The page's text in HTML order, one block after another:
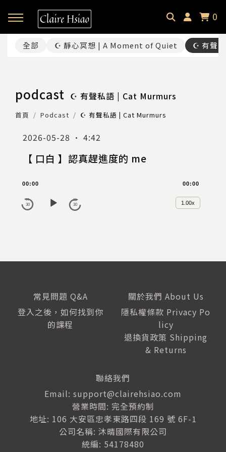
0
回主選單
微光中的貓｜Claire Hsiao
受訪・客座足跡｜Footprint
回主選單
耳朵裡的微光貓｜Podcast
回主選單
催眠預約｜Hypnotherapy
課程總覽｜Courses
微光選品｜Selection
全部 ☪ 靜心冥想 | A Moment of Quiet ☪ 有聲
podcast ☪ 有聲私語 | Cat Murmurs
首頁 Podcast ☪ 有聲私語 | Cat Murmurs
2026-05-28 · 4:42
【 口白 】認真趕進度的 me
1.00x
30 30
00:00 00:00
常見問題 Q&A
登入之後，如何找到你
的課程
關於我們 About Us
隱私權條款 Privacy Po
licy
退換貨政策 Shipping
& Returns
聯絡我們
Email: support@clairehsiao.com
營業時間: 完全預約制
地址: 106 大安區忠孝東路四段 169 號 6F-1
公司名稱: 沐晴國際有限公司
統編: 54178480